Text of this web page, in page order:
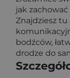
jak
Znajdziesz
bodźców,
drodze do